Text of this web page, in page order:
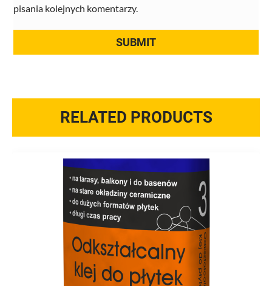
pisania kolejnych komentarzy.
RELATED PRODUCTS